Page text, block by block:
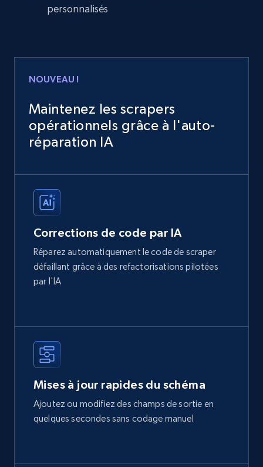
personnalisés
NOUVEAU !
Maintenez les scrapers
opérationnels grâce à l'auto-
réparation IA
Corrections de code par IA
Réparez automatiquement le code de scraper
défaillant grâce à des refactorisations pilotées
par l'IA
Mises à jour rapides du schéma
Ajoutez ou modifiez des champs de sortie en
quelques secondes sans codage manuel